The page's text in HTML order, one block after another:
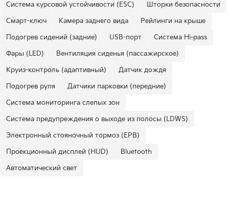
Система курсовой устойчивости (ESC)
Шторки безопасности
Смарт-ключ
Камера заднего вида
Рейлинги на крыше
Подогрев сидений (задние)
USB-порт
Система Hi-pass
Фары (LED)
Вентиляция сиденья (пассажирское)
Круиз-контроль (адаптивный)
Датчик дождя
Подогрев руля
Датчики парковки (передние)
Система мониторинга слепых зон
Система предупреждения о выходе из полосы (LDWS)
Электронный стояночный тормоз (EPB)
Проекционный дисплей (HUD)
Bluetooth
Автоматический свет